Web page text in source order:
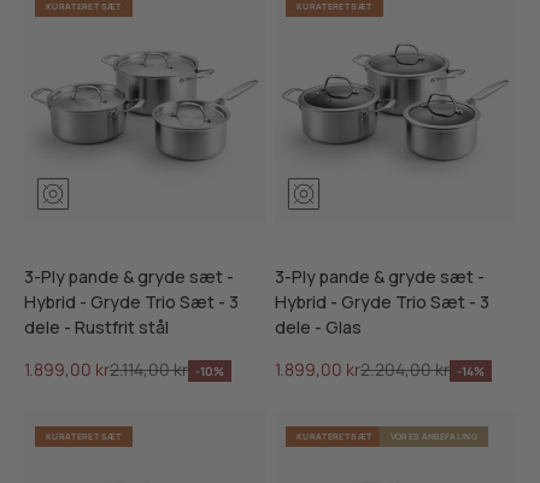
KURATERET SÆT
3-Ply pande & gryde sæt -
Hybrid - Gryde Trio Sæt - 3
dele - Rustfrit stål
Salgspris
1.899,00 krNormalpris
2.114,00 kr -10%
KURATERET SÆT
3-Ply pande & gryde sæt -
Hybrid - Gryde Trio Sæt - 3
dele - Glas
Salgspris
1.899,00 krNormalpris
2.204,00 kr -14%
KURATERET SÆT KURATERET SÆT VORES ANBEFALING